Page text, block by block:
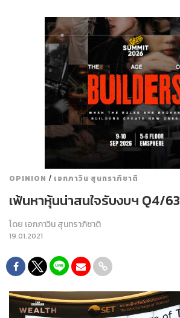
OPINION / เอกภาวิน สุนทราภิชาติ
เฟ้นหาหุ้นน่าสนใจรับงบฯ Q4/63
โดย เอกภาวิน สุนทราภิชาติ
19.01.2021